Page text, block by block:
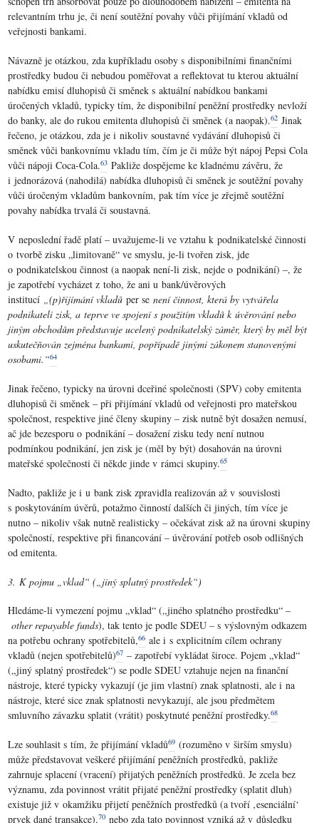
relevantním trhu je, či není soutěžní povahy vůči přijímání vkladů od
veřejnosti bankami.
Návazně je otázkou, zda kupříkladu osoby s disponibilními finančními
prostředky budou či nebudou poměřovat a reflektovat tu kterou aktuální
nabídku emisí dluhopisů či směnek s aktuální nabídkou bankami
úročených vkladů, typicky tím, že disponibilní peněžní prostředky nevloží
do banky, ale do rukou emitenta dluhopisů či směnek (a naopak).62 Jinak
řečeno, je otázkou, zda je i nikoliv soustavné vydávání dluhopisů či
směnek vůči bankovnímu vkladu tím, čím je či může být nápoj Pepsi Cola
vůči nápoji Coca-Cola.63 Pakliže dospějeme ke kladnému závěru, že
i jednorázová (nahodilá) nabídka dluhopisů či směnek je soutěžní povahy
vůči úročeným vkladům bankovním, pak tím více je zřejmě soutěžní
povahy nabídka trvalá či soustavná.
V neposlední řadě platí – uvažujeme-li ve vztahu k podnikatelské činnosti
o tvorbě zisku „limitovaně“ ve smyslu, je-li tvořen zisk, jde
o podnikatelskou činnost (a naopak není-li zisk, nejde o podnikání) –, že
je zapotřebí vycházet z toho, že ani u bank/úvěrových
institucí „(p)řijímání vkladůper se není činnost, která by vytvářela
podnikateli zisk, a teprve ve spojení s použitím vkladů k úvěrování nebo
jiným obchodům představuje ucelený podnikatelský záměr, který by měl být
uskutečňován zejména bankami, popřípadě jinými zákonem stanovenými
osobami.“64
Jinak řečeno, typicky na úrovni dceřiné společnosti (SPV) coby emitenta
dluhopisů či směnek – při přijímání vkladů od veřejnosti pro mateřskou
společnost, respektive jiné členy skupiny – zisk nutně být dosažen nemusí,
ač jde bezesporu o podnikání – dosažení zisku tedy není nutnou
podmínkou podnikání, jen zisk je (měl by být) dosahován na úrovni
mateřské společnosti či někde jinde v rámci skupiny.65
Nadto, pakliže je i u bank zisk zpravidla realizován až v souvislosti
s poskytováním úvěrů, potažmo činností dalších či jiných, tím více je
nutno – nikoliv však nutně realisticky – očekávat zisk až na úrovni skupiny
společností, respektive při financování – úvěrování potřeb osob odlišných
od emitenta.
3. K pojmu „vklad“ („jiný splatný prostředek“)
Hledáme-li vymezení pojmu „vklad“ („jiného splatného prostředku“ –
other repayable funds), tak tento je podle SDEU – s výslovným odkazem
na potřebu ochrany spotřebitelů,66 ale i s explicitním cílem ochrany
vkladů (nejen spotřebitelů)67 – zapotřebí vykládat široce. Pojem „vklad“
(„jiný splatný prostředek“) se podle SDEU vztahuje nejen na finanční
nástroje, které typicky vykazují (je jim vlastní) znak splatnosti, ale i na
nástroje, které sice znak splatnosti nevykazují, ale jsou předmětem
smluvního závazku splatit (vrátit) poskytnuté peněžní prostředky.68
Lze souhlasit s tím, že přijímání vkladů69 (rozuměno v širším smyslu)
může představovat veškeré přijímání peněžních prostředků, pakliže
zahrnuje splacení (vracení) přijatých peněžních prostředků. Je zcela bez
významu, zda povinnost vrátit přijaté peněžní prostředky (splatit dluh)
existuje již v okamžiku přijetí peněžních prostředků (a tvoří ‚esenciální‘
prvek dané transakce),70 nebo zda tato povinnost vzniká až v důsledku